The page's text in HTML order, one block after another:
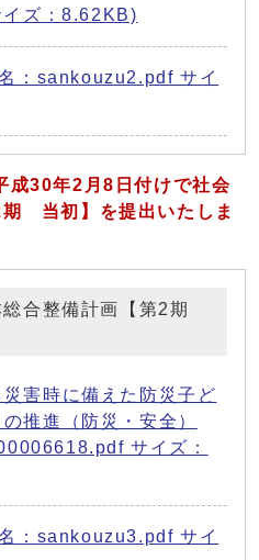
ズ：8.62KB)
：sankouzu2.pdf サイ
成30年2月8日付けで社会
期 当初】 を提出いたしま
総合整備計画【第2期
害時に備えた防災子ど
推進（防災・安全）
サイズ：
：sankouzu3.pdf サイ